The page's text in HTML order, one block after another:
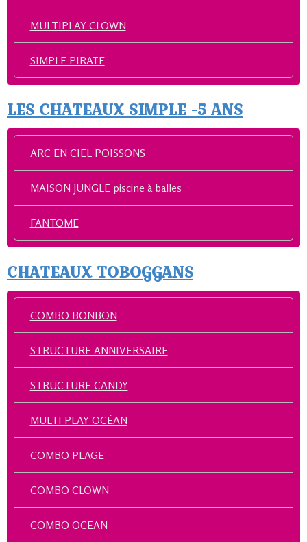
MULTIPLAY CLOWN
SIMPLE PIRATE
LES CHATEAUX SIMPLE -5 ANS
ARC EN CIEL POISSONS
MAISON JUNGLE piscine à balles
FANTOME
CHATEAUX TOBOGGANS
COMBO BONBON
STRUCTURE ANNIVERSAIRE
STRUCTURE CANDY
MULTI PLAY OCÉAN
COMBO PLAGE
COMBO CLOWN
COMBO OCEAN